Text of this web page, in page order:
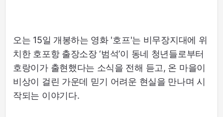
오는 15일 개봉하는 영화 '호프'는 비무장지대에 위
치한 호포항 출장소장 ‘범석’이 동네 청년들로부터
호랑이가 출현했다는 소식을 전해 듣고, 온 마을이
비상이 걸린 가운데 믿기 어려운 현실을 만나며 시
작되는 이야기다.